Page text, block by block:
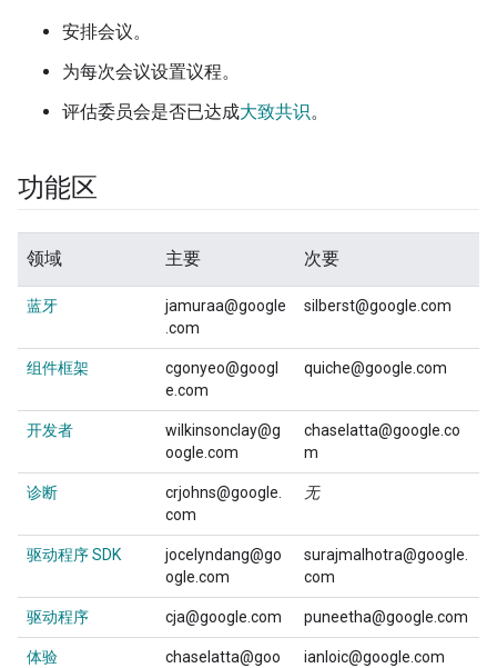
安排会议。
为每次会议设置议程。
评估委员会是否已达成大致共识。
功能区
领域 主要 次要
蓝牙
jamuraa@google
.com
silberst@google.com
组件框架
cgonyeo@googl
e.com
quiche@google.com
开发者
wilkinsonclay@g
oogle.com
chaselatta@google.co
m
诊断
crjohns@google.
com
无
驱动程序 SDK
jocelyndang@go
ogle.com
surajmalhotra@google.
com
驱动程序 cja@google.com puneetha@google.com
体验
chaselatta@goo
ianloic@google.com